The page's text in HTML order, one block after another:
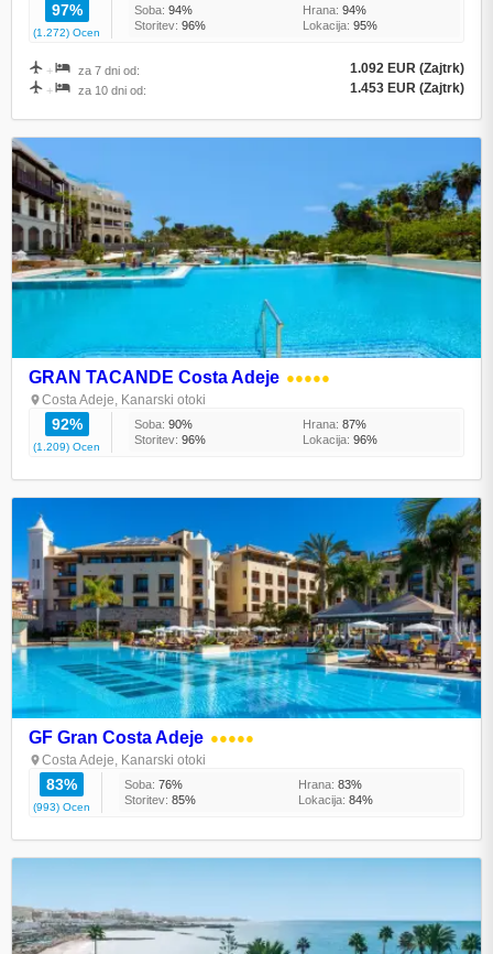
97%
(1.272) Ocen
Soba: 94% Hrana: 94%
Storitev: 96% Lokacija: 95%
+ za 7 dni od: 1.092 EUR (Zajtrk)
+ za 10 dni od: 1.453 EUR (Zajtrk)
GRAN TACANDE Costa Adeje ●●●●●
Costa Adeje, Kanarski otoki
92%
(1.209) Ocen
Soba: 90% Hrana: 87%
Storitev: 96% Lokacija: 96%
GF Gran Costa Adeje ●●●●●
Costa Adeje, Kanarski otoki
83%
(993) Ocen
Soba: 76% Hrana: 83%
Storitev: 85% Lokacija: 84%